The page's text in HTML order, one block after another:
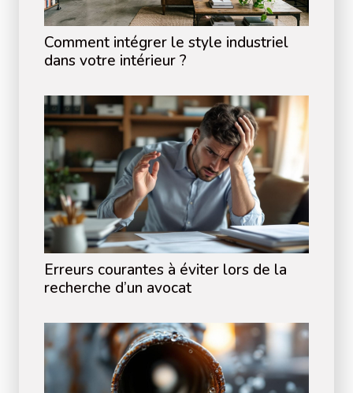
Comment intégrer le style industriel
dans votre intérieur ?
Erreurs courantes à éviter lors de la
recherche d’un avocat